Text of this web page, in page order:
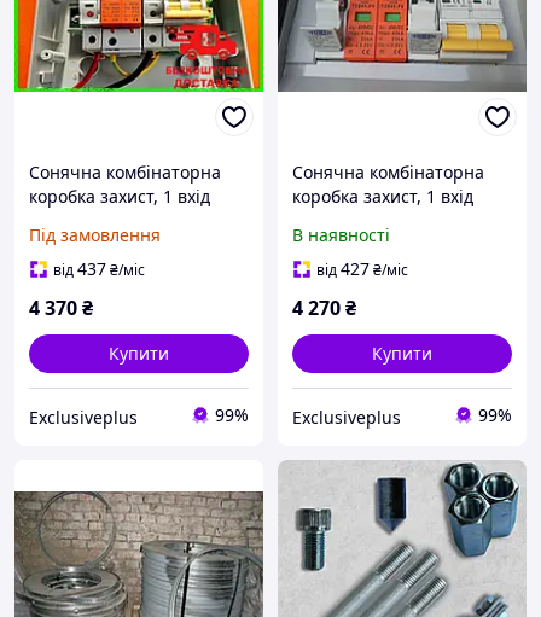
Сонячна комбінаторна
коробка захист, 1 вхід
МСВ СТРD Захист від води
IP-65
Під замовлення
від437₴/міс
4 370₴
Купити
Exclusiveplus 99%
Сонячна комбінаторна
коробка захист, 1 вхід
МСВ СТРD Захист від води
IP-65
В наявності
від427₴/міс
4 270₴
Купити
Exclusiveplus 99%